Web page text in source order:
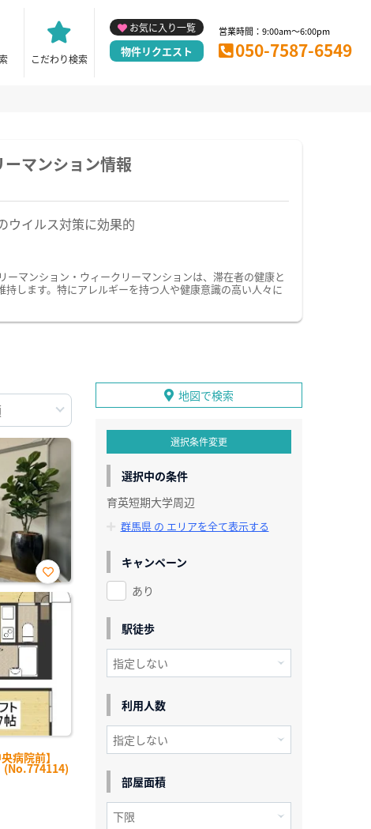
こだわり検索
お気に入り一覧
物件リクエスト
営業時間：9:00am～6:00pm
050-7587-6549
マンション情報
ウイルス対策に効果的
マンション・ウィークリーマンションは、滞在者の健康と
します。特にアレルギーを持つ人や健康意識の高い人々に
病院前】
(No.774114)
お気
に入
録
地図で検索
選択条件変更
選択中の条件
育英短期大学周辺
群馬県 の エリアを全て表示する
キャンペーン
あり
駅徒歩
利用人数
部屋面積